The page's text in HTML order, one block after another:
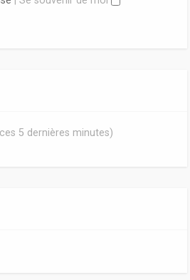
5 dernières minutes)